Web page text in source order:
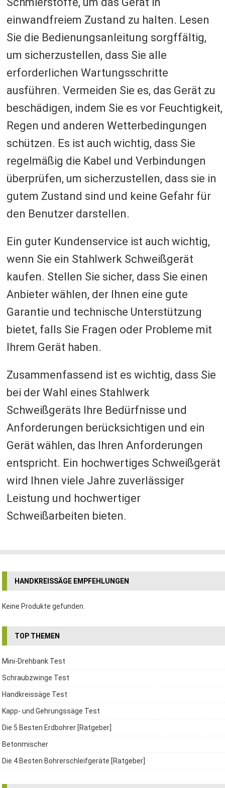
einwandfreiem Zustand zu halten. Lesen
Sie die Bedienungsanleitung sorgffältig,
um sicherzustellen, dass Sie alle
erforderlichen Wartungsschritte
ausführen. Vermeiden Sie es, das Gerät zu
beschädigen, indem Sie es vor Feuchtigkeit,
Regen und anderen Wetterbedingungen
schützen. Es ist auch wichtig, dass Sie
regelmäßig die Kabel und Verbindungen
überprüfen, um sicherzustellen, dass sie in
gutem Zustand sind und keine Gefahr für
den Benutzer darstellen.
Ein guter Kundenservice ist auch wichtig,
wenn Sie ein Stahlwerk Schweißgerät
kaufen. Stellen Sie sicher, dass Sie einen
Anbieter wählen, der Ihnen eine gute
Garantie und technische Unterstützung
bietet, falls Sie Fragen oder Probleme mit
Ihrem Gerät haben.
Zusammenfassend ist es wichtig, dass Sie
bei der Wahl eines Stahlwerk
Schweißgeräts Ihre Bedürfnisse und
Anforderungen berücksichtigen und ein
Gerät wählen, das Ihren Anforderungen
entspricht. Ein hochwertiges Schweißgerät
wird Ihnen viele Jahre zuverlässiger
Leistung und hochwertiger
Schweißarbeiten bieten.
HANDKREISSÄGE EMPFEHLUNGEN
Keine Produkte gefunden.
TOP THEMEN
Mini-Drehbank Test
Schraubzwinge Test
Handkreissäge Test
Kapp- und Gehrungssäge Test
Die 5 Besten Erdbohrer [Ratgeber]
Betonmischer
Die 4 Besten Bohrerschleifgeräte [Ratgeber]